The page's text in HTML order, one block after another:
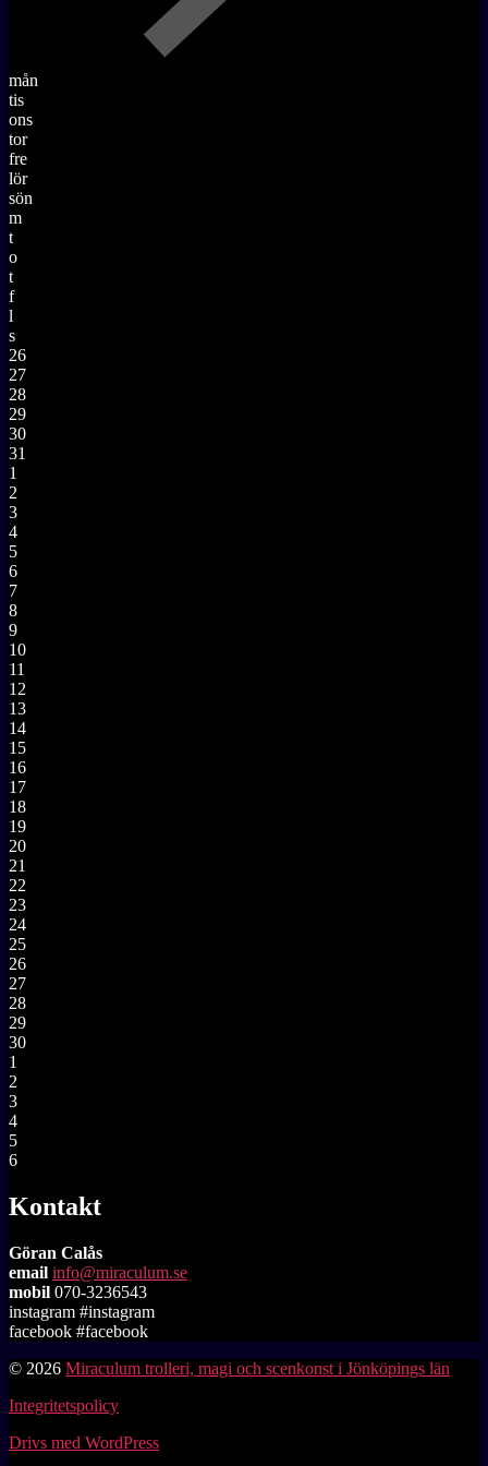
mån
tis
ons
tor
fre
lör
sön
m
t
o
t
f
l
s
26
27
28
29
30
31
1
2
3
4
5
6
7
8
9
10
11
12
13
14
15
16
17
18
19
20
21
22
23
24
25
26
27
28
29
30
1
2
3
4
5
6
Kontakt
Göran Calås
email info@miraculum.se
mobil 070-3236543
instagram #instagram
facebook #facebook
© 2026 Miraculum trolleri, magi och scenkonst i Jönköpings län
Integritetspolicy
Drivs med WordPress